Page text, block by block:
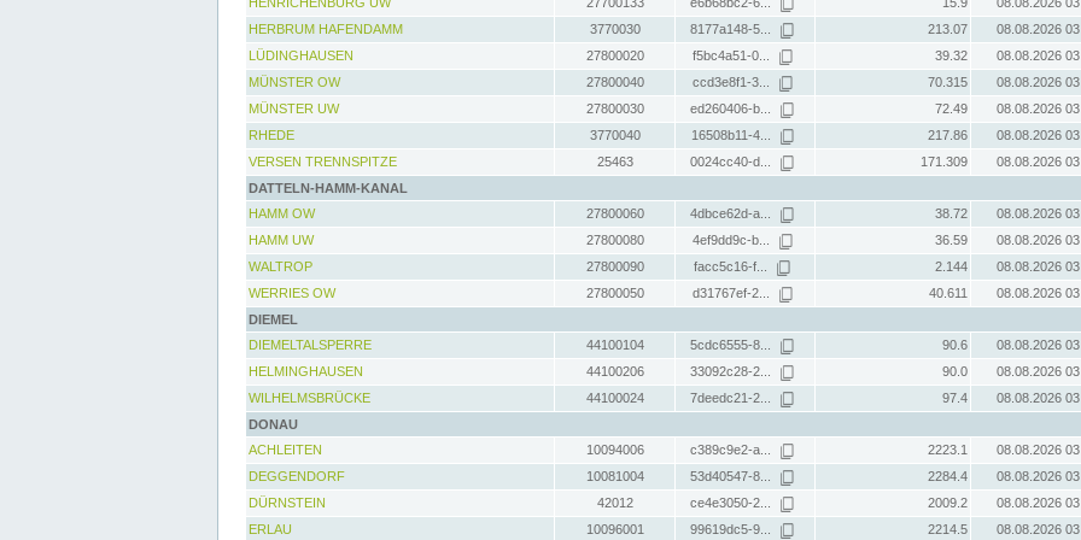
HERBRUM HAFENDAMM
3770030 8177a148-5... 213.07
08.08.2026
LÜDINGHAUSEN
27800020 f5bc4a51-0... 39.32
08.08.2026
MÜNSTER OW
27800040 ccd3e8f1-3... 70.315
08.08.2026
MÜNSTER UW
27800030 ed260406-b... 72.49
08.08.2026
RHEDE
3770040 16508b11-4... 217.86
08.08.2026
VERSEN TRENNSPITZE
25463 0024cc40-d... 171.309
08.08.2026
DATTELN-HAMM-KANAL
HAMM OW
27800060 4dbce62d-a... 38.72
08.08.2026
HAMM UW
27800080 4ef9dd9c-b... 36.59
08.08.2026
WALTROP
27800090 facc5c16-f... 2.144
08.08.2026
WERRIES OW
27800050 d31767ef-2... 40.611
08.08.2026
DIEMEL
DIEMELTALSPERRE
44100104 5cdc6555-8... 90.6
08.08.2026
HELMINGHAUSEN
44100206 33092c28-2... 90.0
08.08.2026
WILHELMSBRÜCKE
44100024 7deedc21-2... 97.4
08.08.2026
DONAU
ACHLEITEN
10094006 c389c9e2-a... 2223.1
08.08.2026
DEGGENDORF
10081004 53d40547-8... 2284.4
08.08.2026
DÜRNSTEIN
42012 ce4e3050-2... 2009.2
08.08.2026
ERLAU
10096001 99619dc5-9... 2214.5 08.08.2026